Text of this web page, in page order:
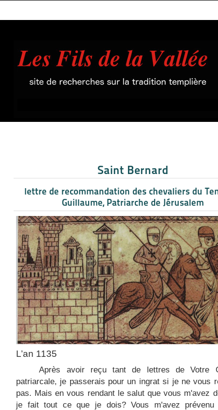
Saint Bernard
lettre de recommandation des chevaliers du
Guillaume, Patriarche de Jérusalem
L’an 1135
Après avoir reçu tant de lettres de Votre
patriarcale, je passerais pour un ingrat si je ne vous
pas. Mais en vous rendant le salut que vous m'avez
je fait tout ce que je dois? Vous m'avez